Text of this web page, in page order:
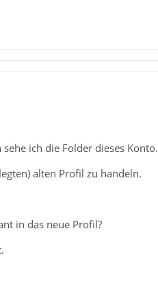
ich die Folder dieses Konto.
alten Profil zu handeln.
in das neue Profil?